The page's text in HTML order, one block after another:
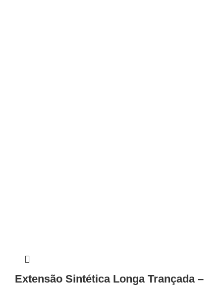
Extensão Sintética Longa Trançada –